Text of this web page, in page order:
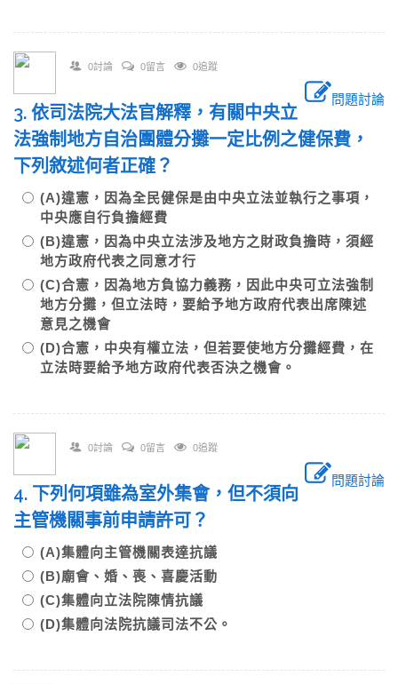
0討論 0留言 0追蹤
問題討論
3. 依司法院大法官解釋，有關中央立
法強制地方自治團體分攤一定比例之健保費，
下列敘述何者正確？
(A)違憲，因為全民健保是由中央立法並執行之事項，
中央應自行負擔經費
(B)違憲，因為中央立法涉及地方之財政負擔時，須經
地方政府代表之同意才行
(C)合憲，因為地方負協力義務，因此中央可立法強制
地方分攤，但立法時，要給予地方政府代表出席陳述
意見之機會
(D)合憲，中央有權立法，但若要使地方分攤經費，在
立法時要給予地方政府代表否決之機會。
0討論 0留言 0追蹤
問題討論
4. 下列何項雖為室外集會，但不須向
主管機關事前申請許可？
(A)集體向主管機關表達抗議
(B)廟會、婚、喪、喜慶活動
(C)集體向立法院陳情抗議
(D)集體向法院抗議司法不公。